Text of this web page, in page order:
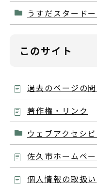
うすだスタード
このサイト
過去のページの
著作権・リンク
ウェブアクセシビ
佐久市ホームペ
個人情報の取扱い